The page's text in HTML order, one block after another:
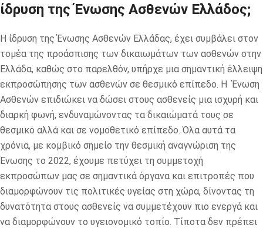
ίδρυση της Ένωσης Ασθενών Ελλάδος;
Η ίδρυση της Ένωσης Ασθενών Ελλάδας, έχει συμβάλει στον
τομέα της προάσπισης των δικαιωμάτων των ασθενών στην
Ελλάδα, καθώς στο παρελθόν, υπήρχε μια σημαντική έλλειψη
εκπροσώπησης των ασθενών σε θεσμικό επίπεδο. Η Ένωση
Ασθενών επιδιώκει να δώσει στους ασθενείς μια ισχυρή και
διαρκή φωνή, ενδυναμώνοντας τα δικαιώματά τους σε
θεσμικό αλλά και σε νομοθετικό επίπεδο. Όλα αυτά τα
χρόνια, με κομβικό σημείο την θεσμική αναγνώριση της
Ένωσης το 2022, έχουμε πετύχει τη συμμετοχή
εκπροσώπων μας σε σημαντικά όργανα και επιτροπές που
διαμορφώνουν τις πολιτικές υγείας στη χώρα, δίνοντας τη
δυνατότητα στους ασθενείς να συμμετέχουν πιο ενεργά και
να διαμορφώνουν το υγειονομικό τοπίο. Τίποτα δεν πρέπει